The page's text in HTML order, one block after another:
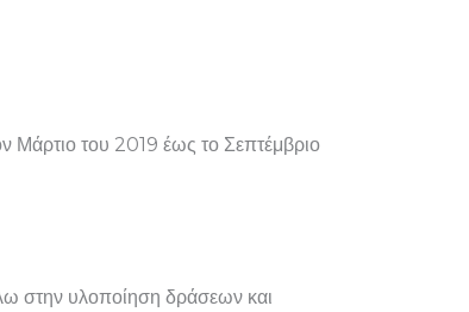
Μάρτιο του 2019 έως το Σεπτέμβριο
στην υλοποίηση δράσεων και